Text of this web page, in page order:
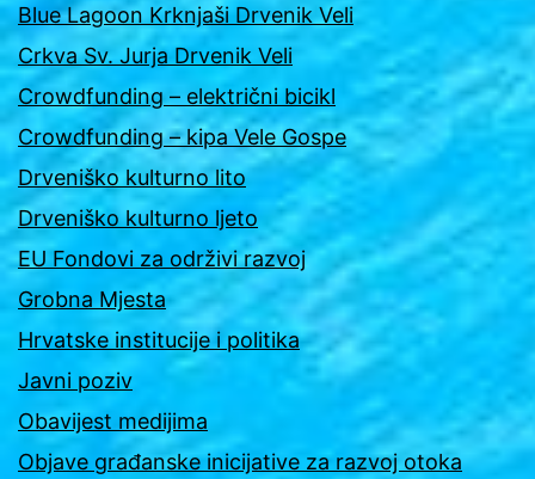
Blue Lagoon Krknjaši Drvenik Veli
Crkva Sv. Jurja Drvenik Veli
Crowdfunding – električni bicikl
Crowdfunding – kipa Vele Gospe
Drveniško kulturno lito
Drveniško kulturno ljeto
EU Fondovi za održivi razvoj
Grobna Mjesta
Hrvatske institucije i politika
Javni poziv
Obavijest medijima
Objave građanske inicijative za razvoj otoka